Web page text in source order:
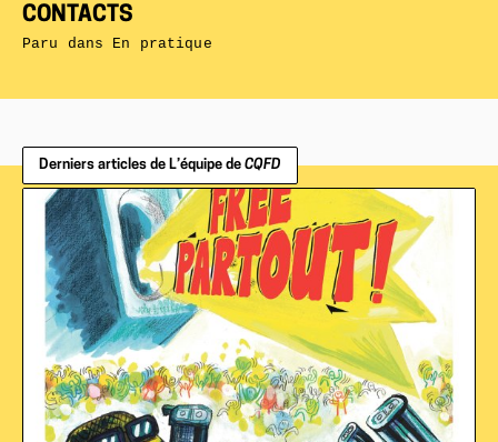
CONTACTS
Paru dans En pratique
Derniers articles de L’équipe de CQFD